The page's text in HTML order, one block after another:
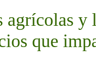
agrícolas y
que